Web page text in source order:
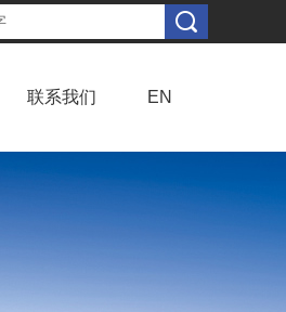
联系我们 EN